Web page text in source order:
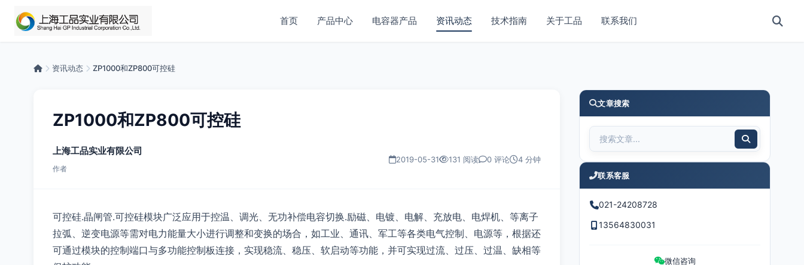
首页 产品中心 电容器产品 资讯动态 技术指南 关于工品 联系我们
资讯动态 ZP1000和ZP800可控硅
ZP1000和ZP800可控硅
上海工品实业有限公司
作者
2019-05-31 131 阅读 0 评论 4 分钟
可控硅.晶闸管.可控硅模块广泛应用于控温、调光、无功补偿电容切换.励磁、电镀、电解、充放电、电焊机、等离子
拉弧、逆变电源等需对电力能量大小进行调整和变换的场合，如工业、通讯、军工等各类电气控制、电源等，根据还
可通过模块的控制端口与多功能控制板连接，实现稳流、稳压、软启动等功能，并可实现过流、过压、过温、缺相等
文章搜索
联系客服
021-24208728
13564830031
微信咨询